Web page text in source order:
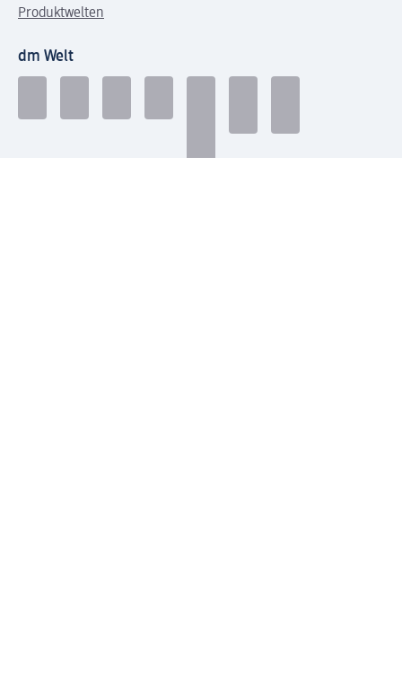
Produktwelten
dm Welt